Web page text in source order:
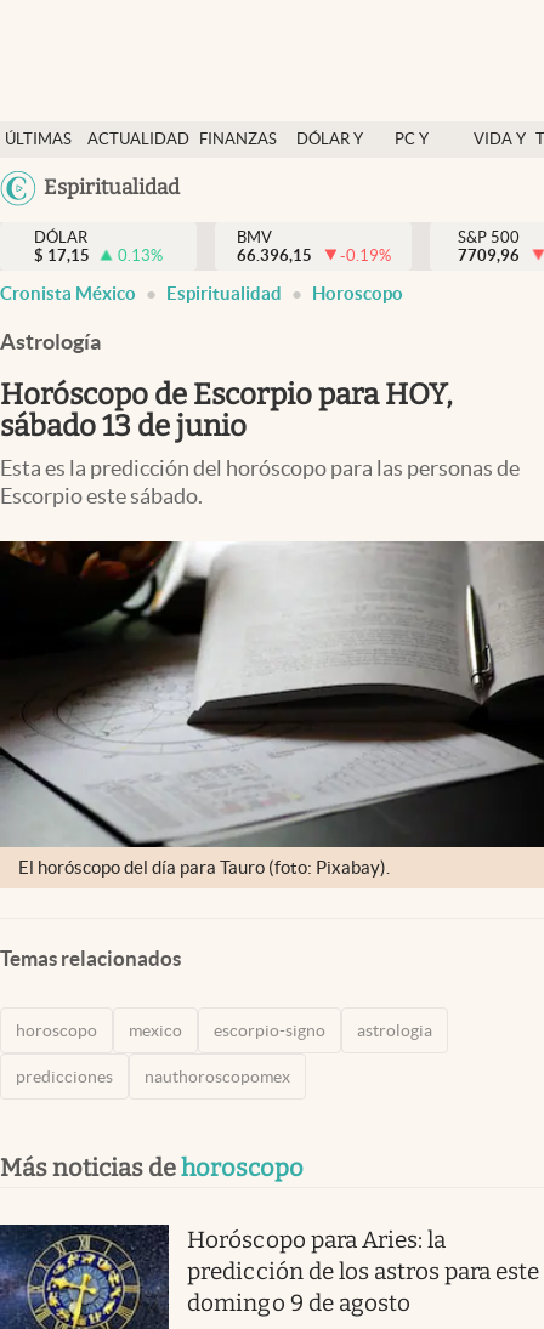
ÚLTIMAS
NOTICIAS
ACTUALIDAD
FINANZAS
DÓLAR Y
PC Y
VIDA Y
México
Espiritualidad
Actualidad
Finanzas y economía
Dólar y mercados
Pc y celular
Vida y estilo
Clima
abre en nueva pestaña
México
DÓLAR
$ 17,15 0.13%
BMV
66.396,15
-0.19%
S&P 500
7709,96
Cronista México Espiritualidad Horoscopo
Astrología
Horóscopo de Escorpio para HOY,
sábado 13 de junio
Esta es la predicción del horóscopo para las personas de
Escorpio este sábado.
El horóscopo del día para Tauro (foto: Pixabay).
Temas relacionados
horoscopo mexico escorpio-signo astrologia
predicciones nauthoroscopomex
Más noticias dehoroscopo
Horóscopo para Aries: la
predicción de los astros para este
domingo 9 de agosto